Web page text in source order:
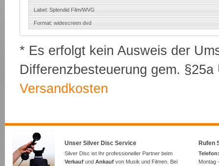
Label: Splendid Film/WVG
Format: widescreen dvd
* Es erfolgt kein Ausweis der
Differenzbesteuerung gem.
Versandkosten
Unser Silver Disc Service
Silver Disc ist Ihr professioneller Partner beim
Verkauf und Ankauf von Musik und Filmen. Bei
Rufen
Montag